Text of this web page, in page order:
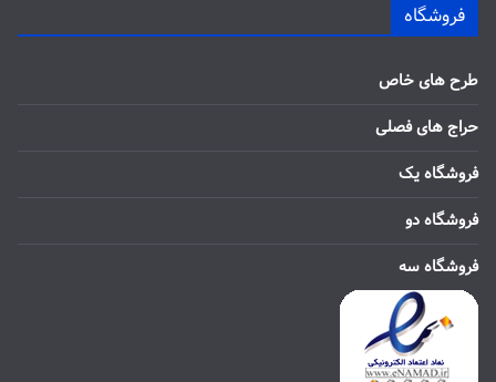
فروشگاه
طرح های خاص
حراج های فصلی
فروشگاه یک
فروشگاه دو
فروشگاه سه